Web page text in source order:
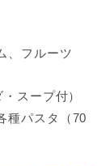
、フルーツ
スープ付）
種パスタ（70